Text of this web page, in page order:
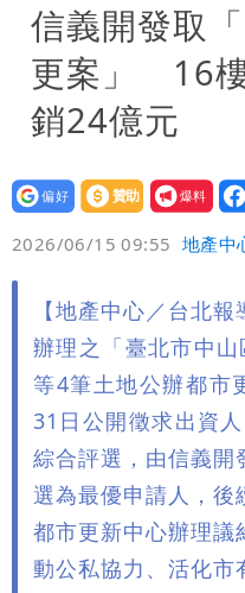
「終於能交代
白海豚颱風逼
變強」 路徑
信義開發取
更案」 16樓
銷24億元
設為
贊助
我要
爆料
2026/06/15 09:55 地產中
【地產中心／台北
辦理之「臺北市中
等4筆土地公辦都市
31日公開徵求出資
綜合評選，由信義開
選為最優申請人，後
都市更新中心辦理議
動公私協力、活化市